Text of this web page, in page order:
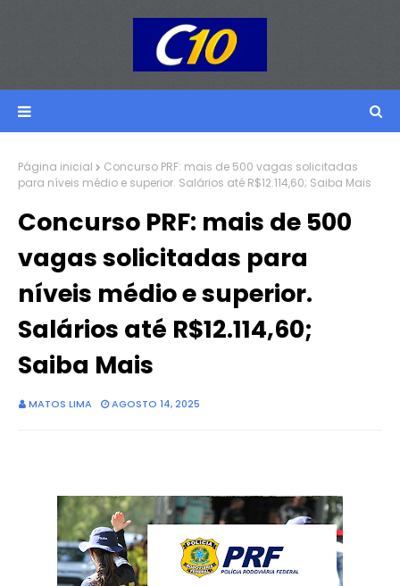
Página inicial
Concurso PRF: mais de 500 vagas solicitadas
para níveis médio e superior. Salários até R$12.114,60; Saiba Mais
Concurso PRF: mais de 500
vagas solicitadas para
níveis médio e superior.
Salários até R$12.114,60;
Saiba Mais
MATOS LIMA AGOSTO 14, 2025